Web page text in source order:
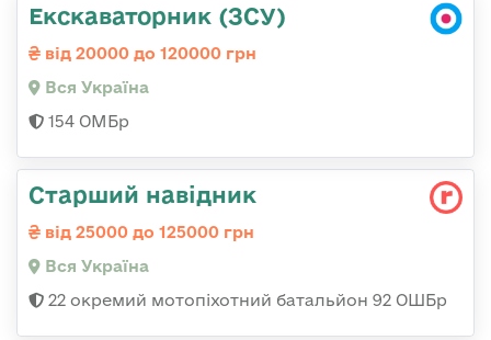
Екскаваторник (ЗСУ)
від 20000 до 120000 грн
Вся Україна
154 ОМБр
Старший навідник
від 25000 до 125000 грн
Вся Україна
22 окремий мотопіхотний батальйон 92 ОШБр